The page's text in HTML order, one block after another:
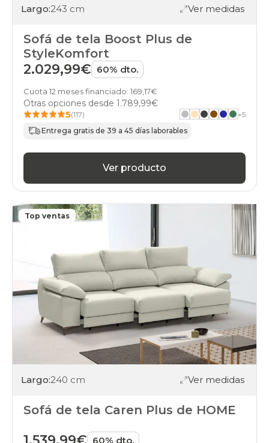
Largo:243 cm Ver medidas
Sofá de tela Boost Plus de
StyleKomfort
2.029,99€ 60% dto.
Cuota 12 meses financiado: 169,17€
Otras opciones desde 1.789,99€
5(117) +5
Entrega gratis de 39 a 45 días laborables
Ver producto
Top ventas
Largo:240 cm Ver medidas
Sofá de tela Caren Plus de HOME
60% dto.